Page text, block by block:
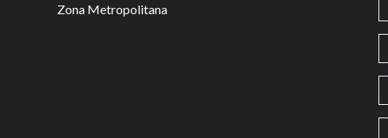
Zona Metropolitana